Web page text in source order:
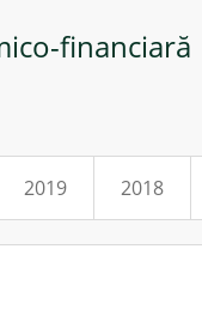
financiară
2019 2018